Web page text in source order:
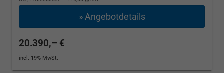
» Angebotdetails
20.390,– €
incl. 19% MwSt.